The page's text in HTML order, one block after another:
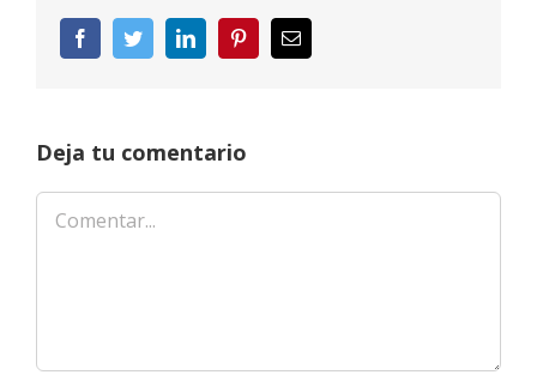
FacebookTwitterLinkedInPinterestCorreo
electrónico
Deja tu comentario
Comentar